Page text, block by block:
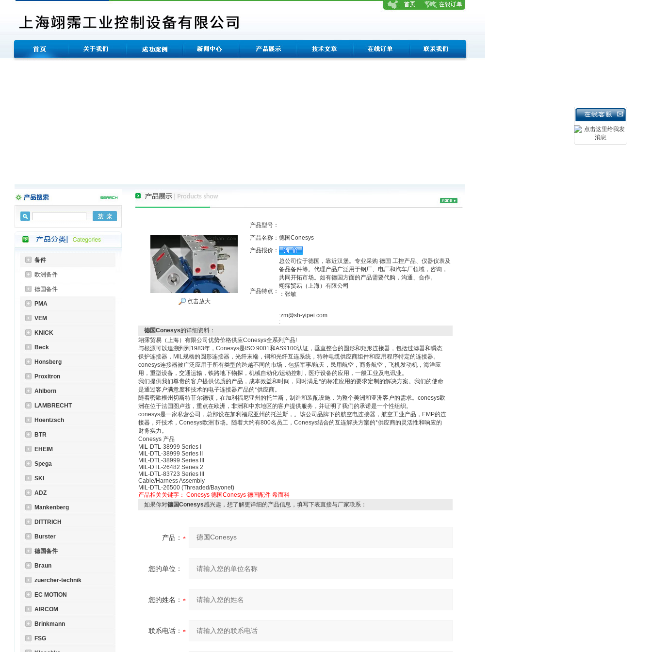
备件
欧洲备件
德国备件
PMA
VEM
KNICK
Beck
Honsberg
Proxitron
Ahlborn
LAMBRECHT
Hoentzsch
BTR
EHEIM
Spega
SKI
ADZ
Mankenberg
DITTRICH
Burster
德国备件
Braun
zuercher-technik
EC MOTION
AIRCOM
Brinkmann
FSG
点击放大
产品型号：
产品名称： 德国Conesys
产品报价：
产品特点：
总公司位于德国，靠近汉堡。专业采购 德国 工控产品、仪器仪表及
备品备件等。代理产品广泛用于钢厂、电厂和汽车厂领域，咨询，
共同开拓市场。如有德国方面的产品需要代购，沟通、合作。
翊霈贸易（上海）有限公司
：张敏
:zm@sh-yipei.com
:
德国Conesys的详细资料：
翊霈贸易（上海）有限公司优势价格供应Conesys全系列产品!
与根源可以追溯到到1983年，Conesys是ISO 9001和AS9100认证，垂直整合的圆形和矩形连接器，包括过滤器和瞬态
保护连接器，MIL规格的圆形连接器，光纤末端，铜和光纤互连系统，特种电缆供应商组件和应用程序特定的连接器。
conesys连接器被广泛应用于所有类型的跨越不同的市场，包括军事/航天，民用航空，商务航空，飞机发动机，海洋应
用，重型设备，交通运输，铁路地下物探，机械自动化/运动控制，医疗设备的应用，一般工业及电讯业。
我们提供我们尊贵的客户提供优质的产品，成本效益和时间，同时满足*的标准应用的要求定制的解决方案。我们的使命
是通过客户满意度和技术的电子连接器产品的*供应商。
随着密歇根州切斯特菲尔德镇，在加利福尼亚州的托兰斯，制造和装配设施，为整个美洲和亚洲客户的需求。conesys欧
洲在位于法国图卢兹，重点在欧洲，非洲和中东地区的客户提供服务，并证明了我们的承诺是一个性组织。
conesys是一家私营公司，总部设在加利福尼亚州的托兰斯，。该公司品牌下的航空电连接器，航空工业产品，EMP的连
接器，歼技术，Conesys欧洲市场。随着大约有800名员工，Conesys结合的互连解决方案的*供应商的灵活性和响应的
财务实力。
Conesys 产品
MIL-DTL-38999 Series I
MIL-DTL-38999 Series II
MIL-DTL-38999 Series III
MIL-DTL-26482 Series 2
MIL-DTL-83723 Series III
Cable/Harness Assembly
MIL-DTL-26500 (Threaded/Bayonet)
产品相关关键字： Conesys 德国Conesys 德国配件 希而科
如果你对德国Conesys感兴趣，想了解更详细的产品信息，填写下表直接与厂家联系：
产品：
您的单位：
您的姓名：
联系电话：